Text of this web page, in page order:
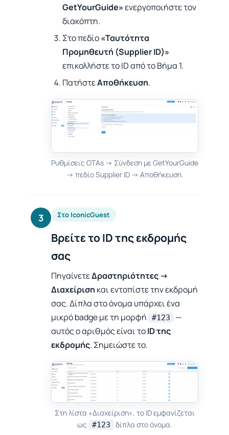
GetYourGuide»ενεργοποιήστε τον
διακόπτη.
Στο πεδίο«Ταυτότητα
Προμηθευτή (Supplier ID)»
επικολλήστε το ID από το Βήμα 1.
ΠατήστεΑποθήκευση.
Ρυθμίσεις OTAs → Σύνδεση με GetYourGuide
→ πεδίο Supplier ID → Αποθήκευση.
3 Στο IconicGuest
Βρείτε το ID της εκδρομής
σας
ΠηγαίνετεΔραστηριότητες →
Διαχείριση και εντοπίστε την εκδρομή
σας. Δίπλα στο όνομα υπάρχει ένα
μικρό badge με τη μορφή
#123
—
αυτός ο αριθμός είναι τοID της
εκδρομής. Σημειώστε το.
Στη λίστα «Διαχείριση», το ID εμφανίζεται
ως
#123 δίπλα στο όνομα.